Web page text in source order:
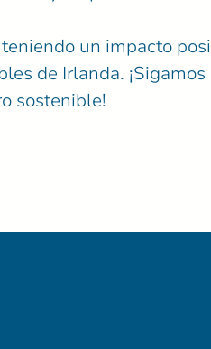
un impacto
de Irlanda.
sostenible!